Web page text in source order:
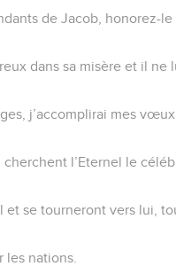
de Jacob, honorez-le
dans sa misère et il ne
j’accomplirai mes
l’Eternel le
et se tourneront vers lui,
les nations.